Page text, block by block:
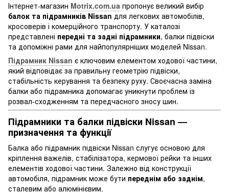
Інтернет-магазин Motrix.com.ua пропонує великий вибір
балок та підрамників Nissan для легкових автомобілів,
кросоверів і комерційного транспорту. У каталозі
представлені передні та задні підрамники, балки підвіски
та допоміжні рами для найпопулярніших моделей Nissan.
Підрамник Nissan є ключовим елементом ходової частини,
який відповідає за правильну геометрію підвіски,
стабільність керування та безпеку руху. Своєчасна заміна
балки або підрамника допомагає уникнути проблем із
розвал-сходженням та передчасного зносу шин.
Підрамники та балки підвіски Nissan —
призначення та функції
Балка або підрамник підвіски Nissan слугує основою для
кріплення важелів, стабілізатора, кермової рейки та інших
елементів ходової частини. Залежно від конструкції
автомобіля, підрамник може бути переднім або заднім,
сталевим або алюмінієвим.